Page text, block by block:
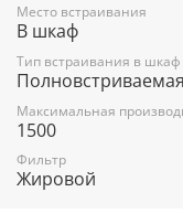
Место встраивания
В шкаф
Тип встраивания в шкаф
Полновстриваемая
Максимальная
1500
Фильтр
Жировой